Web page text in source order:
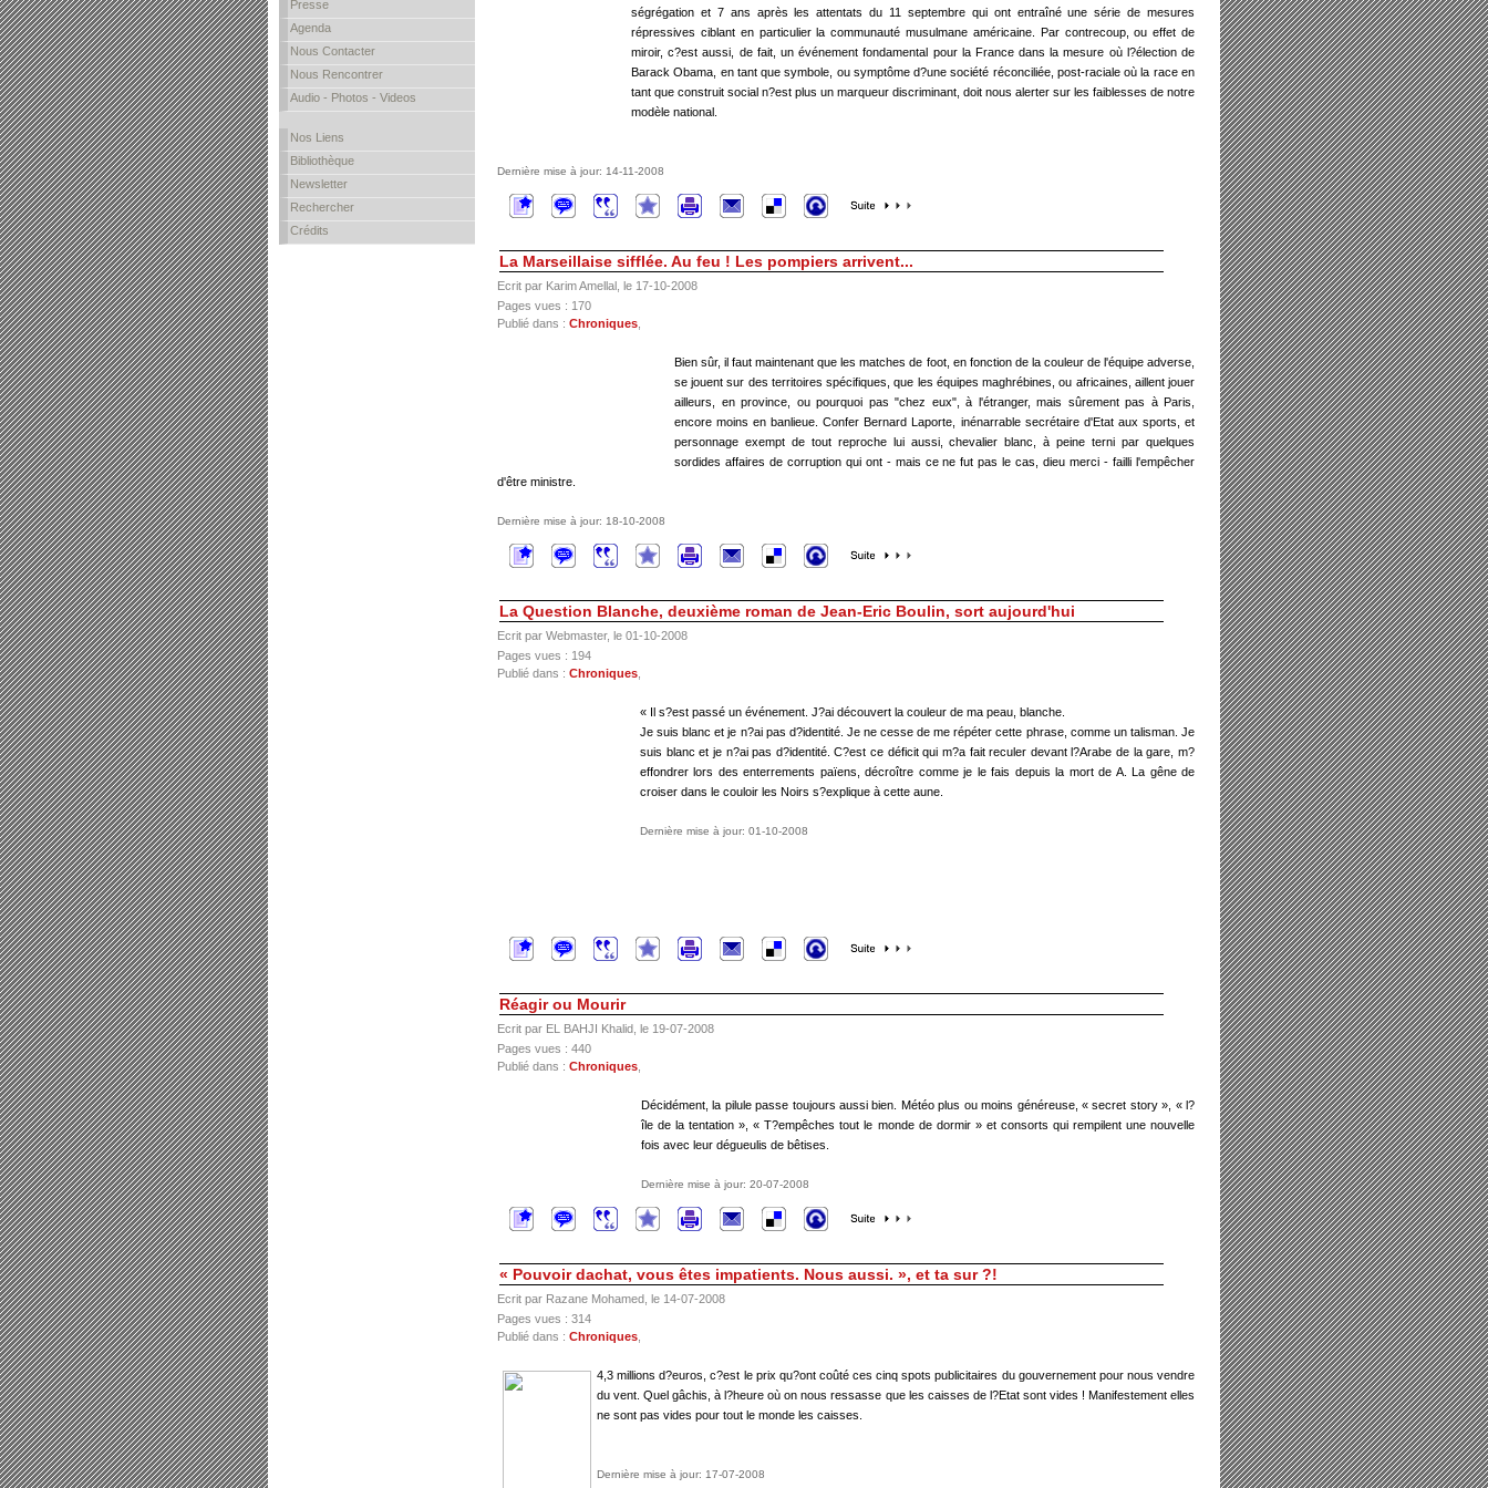
Presse
Agenda
Nous Contacter
Nous Rencontrer
Audio - Photos - Videos
Nos Liens
Bibliothèque
Newsletter
Rechercher
Crédits
ségrégation et 7 ans après les attentats du 11 septembre qui ont entraîné une série de mesures
répressives ciblant en particulier la communauté musulmane américaine. Par contrecoup, ou effet de
miroir, c?est aussi, de fait, un événement fondamental pour la France dans la mesure où l?élection de
Barack Obama, en tant que symbole, ou symptôme d?une société réconciliée, post-raciale où la race en
tant que construit social n?est plus un marqueur discriminant, doit nous alerter sur les faiblesses de notre
modèle national.
Dernière mise à jour: 14-11-2008
La Marseillaise sifflée. Au feu ! Les pompiers arrivent...
Ecrit par Karim Amellal, le 17-10-2008
Pages vues : 170
Publié dans : Chroniques
Bien sûr, il faut maintenant que les matches de foot, en fonction de la couleur de l'équipe adverse,
se jouent sur des territoires spécifiques, que les équipes maghrébines, ou africaines, aillent jouer
ailleurs, en province, ou pourquoi pas "chez eux", à l'étranger, mais sûrement pas à Paris,
encore moins en banlieue. Confer Bernard Laporte, inénarrable secrétaire d'Etat aux sports, et
personnage exempt de tout reproche lui aussi, chevalier blanc, à peine terni par quelques
sordides affaires de corruption qui ont - mais ce ne fut pas le cas, dieu merci - failli l'empêcher
d'être ministre.
Dernière mise à jour: 18-10-2008
La Question Blanche, deuxième roman de Jean-Eric Boulin, sort aujourd'hui
Ecrit par Webmaster, le 01-10-2008
Pages vues : 194
Publié dans : Chroniques
« Il s?est passé un événement. J?ai découvert la couleur de ma peau, blanche.
Je suis blanc et je n?ai pas d?identité. Je ne cesse de me répéter cette phrase, comme un talisman. Je
suis blanc et je n?ai pas d?identité. C?est ce déficit qui m?a fait reculer devant l?Arabe de la gare, m?
effondrer lors des enterrements païens, décroître comme je le fais depuis la mort de A. La gêne de
croiser dans le couloir les Noirs s?explique à cette aune.
Dernière mise à jour: 01-10-2008
Réagir ou Mourir
Ecrit par EL BAHJI Khalid, le 19-07-2008
Pages vues : 440
Publié dans : Chroniques
Décidément, la pilule passe toujours aussi bien. Météo plus ou moins généreuse, « secret story », « l?
île de la tentation », « T?empêches tout le monde de dormir » et consorts qui rempilent une nouvelle
fois avec leur dégueulis de bêtises.
Dernière mise à jour: 20-07-2008
« Pouvoir dachat, vous êtes impatients. Nous aussi. », et ta sur ?!
Ecrit par Razane Mohamed, le 14-07-2008
Pages vues : 314
Publié dans : Chroniques
4,3 millions d?euros, c?est le prix qu?ont coûté ces cinq spots publicitaires du gouvernement pour nous vendre
du vent. Quel gâchis, à l?heure où on nous ressasse que les caisses de l?Etat sont vides ! Manifestement elles
ne sont pas vides pour tout le monde les caisses.
Dernière mise à jour: 17-07-2008